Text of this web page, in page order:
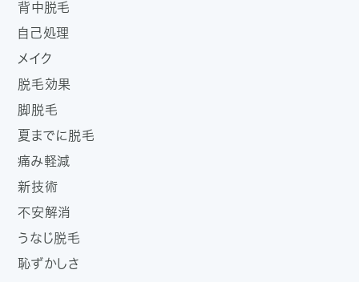
背中脱毛
自己処理
メイク
脱毛効果
脚脱毛
夏までに脱毛
痛み軽減
新技術
不安解消
うなじ脱毛
恥ずかしさ